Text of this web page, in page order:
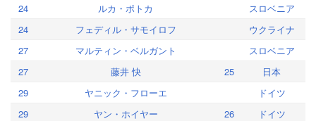
24
ルカ・ポトカ
スロベニア
24
フェディル・サモイロフ
ウクライナ
27
マルティン・ベルガント
スロベニア
27
藤井 快 25
日本
29
ヤニック・フローエ
ドイツ
29
ヤン・ホイヤー 26
ドイツ